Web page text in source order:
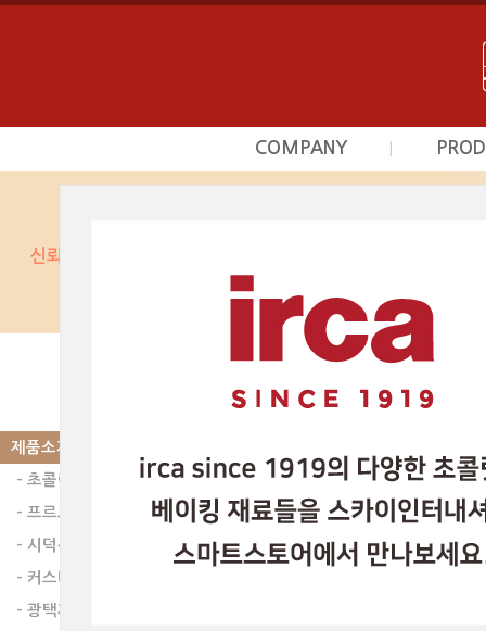
COMPANY
회사소개
초
베이커
제품소개
- 초콜릿
- 프르트잼
- 시덕션라인
- 커스타드믹스
- 광택제
이전글 다음글